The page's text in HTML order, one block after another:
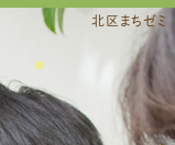
北区まちゼ